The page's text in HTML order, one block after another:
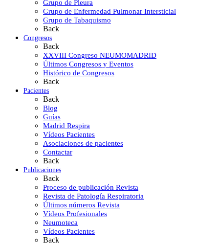
Grupo de Pleura
Grupo de Enfermedad Pulmonar Intersticial
Grupo de Tabaquismo
Back
Congresos
Back
XXVIII Congreso NEUMOMADRID
Últimos Congresos y Eventos
Histórico de Congresos
Back
Pacientes
Back
Blog
Guías
Madrid Respira
Vídeos Pacientes
Asociaciones de pacientes
Contactar
Back
Publicaciones
Back
Proceso de publicación Revista
Revista de Patología Respiratoria
Últimos números Revista
Vídeos Profesionales
Neumoteca
Vídeos Pacientes
Back